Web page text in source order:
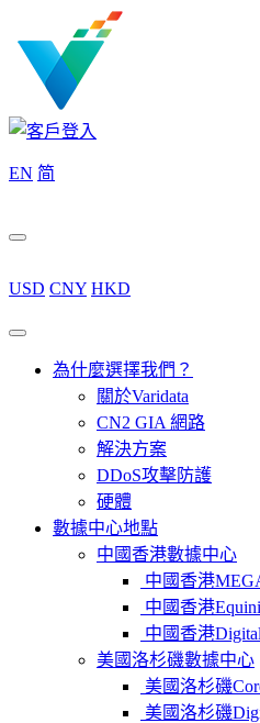
EN 简
USD CNY HKD
為什麼選擇我們？
關於Varidata
CN2 GIA 網路
解決方案
DDoS攻擊防護
硬體
數據中心地點
中國香港數據中心
中國香港
中國香港
中國香港
美國洛杉磯數據中心
美國洛杉磯
美國洛杉磯